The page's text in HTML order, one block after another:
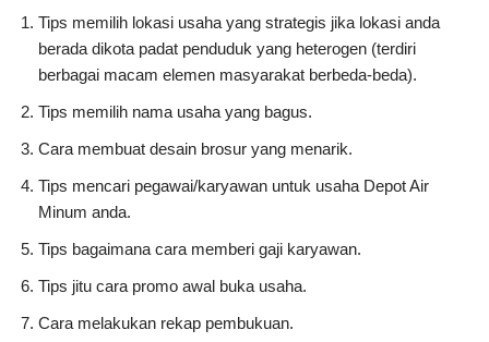
Tips memilih lokasi usaha yang strategis jika lokasi anda
berada dikota padat penduduk yang heterogen (terdiri
berbagai macam elemen masyarakat berbeda-beda).
Tips memilih nama usaha yang bagus.
Cara membuat desain brosur yang menarik.
Tips mencari pegawai/karyawan untuk usaha Depot Air
Minum anda.
Tips bagaimana cara memberi gaji karyawan.
Tips jitu cara promo awal buka usaha.
Cara melakukan rekap pembukuan.